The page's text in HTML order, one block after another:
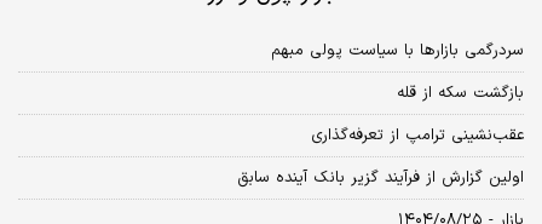
سردرگمی بازارها با سیاست پولی مبهم
بازگشت سکه از قله
عقب‌نشینی ترامپ از تعرفه‌گذاری
اولین گزارش از فرآیند گزیر بانک آینده سابق